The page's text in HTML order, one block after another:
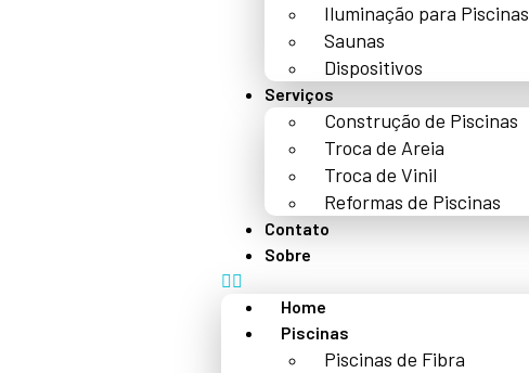
Iluminação para Piscinas
Saunas
Dispositivos
Serviços
Construção de Piscinas
Troca de Areia
Troca de Vinil
Reformas de Piscinas
Contato
Sobre
Home
Piscinas
Piscinas de Fibra